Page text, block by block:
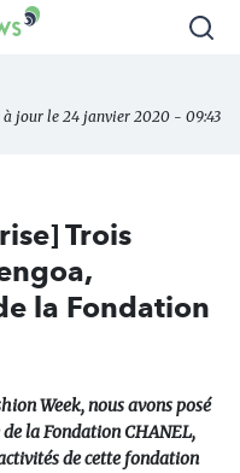
jour le 24 janvier 2020 - 09:43
Trois
la Fondation
Week, nous avons posé
la Fondation CHANEL,
de cette fondation